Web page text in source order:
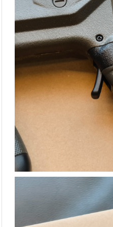
【翔準AOG】冰鼠電動脈衝水槍 噴
水+發光 G50DD 發光款電動水槍 連
發兒童戲水夏日玩具水戰神器水仗
禮物小朋友
NT$280元
【翔準AOG】SKYWOODS RL750G
綠雷射戰術燈 B1AXG 750流明